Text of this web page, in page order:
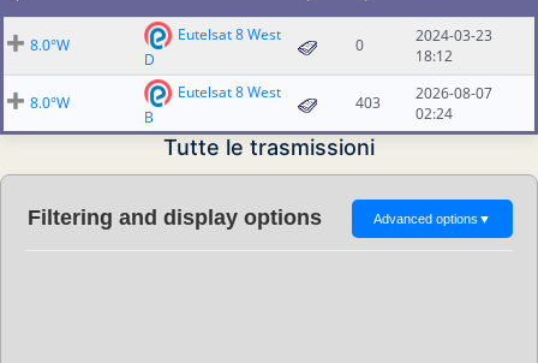
8.0°W
Eutelsat 8 West
D
0
2024-03-23
18:12
8.0°W
Eutelsat 8 West
B
403
2026-08-07
02:24
Tutte le trasmissioni
Filtering and display options Advanced options ▼